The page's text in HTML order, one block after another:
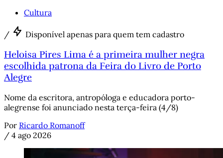
Cultura
/ Disponível apenas para quem tem cadastro
Heloisa Pires Lima é a primeira mulher negra
escolhida patrona da Feira do Livro de Porto
Alegre
Nome da escritora, antropóloga e educadora porto-
alegrense foi anunciado nesta terça-feira (4/8)
Por Ricardo Romanoff
/ 4 ago 2026